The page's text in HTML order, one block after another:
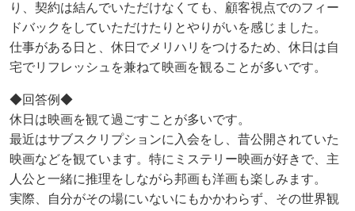
り、契約は結んでいただけなくても、顧客視点でのフィー
ドバックをしていただけたりとやりがいを感じました。
仕事がある日と、休日でメリハリをつけるため、休日は自
宅でリフレッシュを兼ねて映画を観ることが多いです。
◆回答例◆
休日は映画を観て過ごすことが多いです。
最近はサブスクリプションに入会をし、昔公開されていた
映画などを観ています。特にミステリー映画が好きで、主
人公と一緒に推理をしながら邦画も洋画も楽しみます。
実際、自分がその場にいないにもかかわらず、その世界観